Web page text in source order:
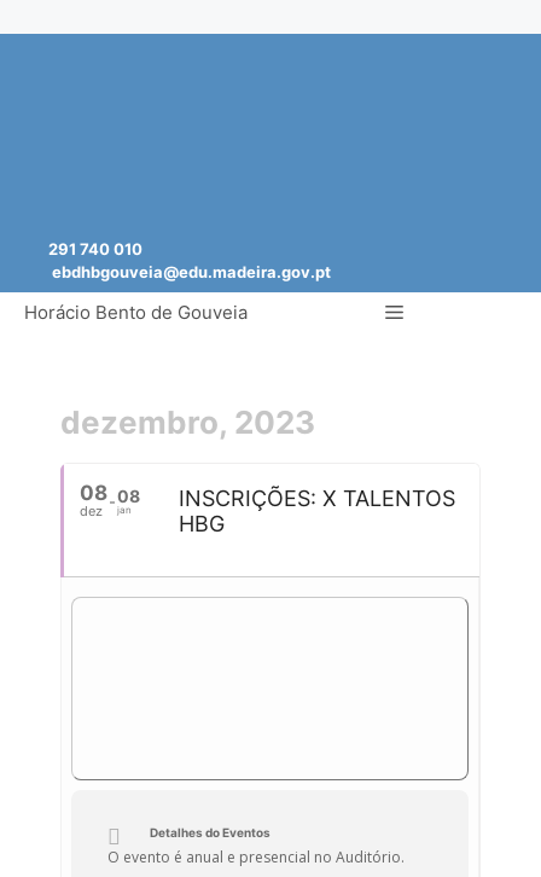
291 740 010
ebdhbgouveia@edu.madeira.gov.pt
Horácio Bento de Gouveia Menu
dezembro, 2023
08
dez
08
jan
INSCRIÇÕES: X TALENTOS
HBG
Detalhes do Eventos
O evento é anual e presencial no Auditório.